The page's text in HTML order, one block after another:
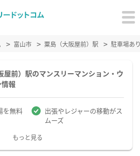
富山市 粟島（大阪屋前）駅 駐車場あ
屋前）駅のマンスリーマンション・ウ
報
を無料
出張やレジャーの移動がス
ムーズ
もっと見る